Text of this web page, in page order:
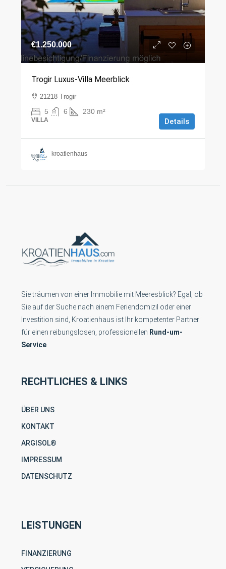
€1.250.000
Trogir Luxus-Villa Meerblick
21218 Trogir
5 6 230 m²
VILLA Details
kroatienhaus
Sie träumen von einer Immobilie mit Meeresblick? Egal, ob
Sie auf der Suche nach einem Feriendomizil oder einer
Investition sind, Kroatienhaus ist Ihr kompetenter Partner
für einen reibungslosen, professionellen Rund-um-
Service
RECHTLICHES & LINKS
ÜBER UNS
KONTAKT
ARGISOL®
IMPRESSUM
DATENSCHUTZ
LEISTUNGEN
FINANZIERUNG